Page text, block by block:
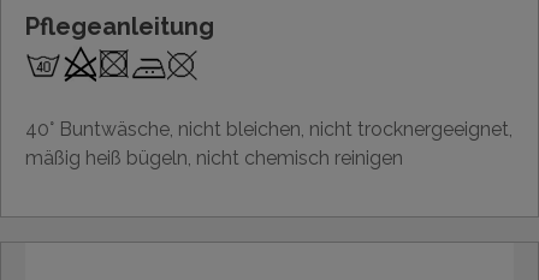
Pflegeanleitung
40° Buntwäsche, nicht bleichen, nicht trocknergeeignet,
mäßig heiß bügeln, nicht chemisch reinigen